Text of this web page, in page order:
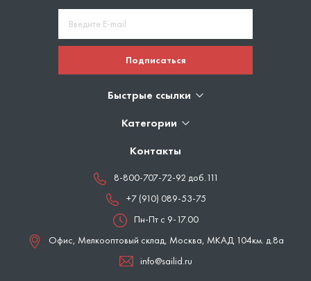
Подписаться
Быстрые ссылки
Категории
Контакты
8-800-707-72-92 доб.111
+7 (910) 089-53-75
Пн-Пт с 9-17.00
Офис, Мелкооптовый склад, Москва, МКАД 104км. д.8а
info@sailid.ru